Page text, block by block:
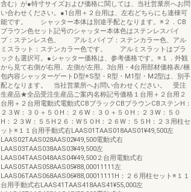
含む）が●特寸サイズおよび価格に関しては、当社営業所へお問
い合わせください。●1台用＋２台用は、左右どちらにも連棟可
能です。 シャッター本体は別途手配となります。※２．CB
ブラウン色セット記号のシャッター本体色はステンレスパイ
プ：ステンレス色、 アルミパイプ：ステンカラー色、アル
ミスラット：ステンカラー色です。 アルミスラットはブラ
ックも選択可。●シャッター価格は、参考価格です。※１．外観
から見て右側が右用、左側が左用。3台用・4台用部材価格表/梱
包内容シャッターゲートD型※S型・R型・M1型・M2型は、別手
配となります。 当社営業所へお問い合わせください。 受注
生産品★全品受注生産品ご案内名称記号価格１台用＋２台用２
台用＋２台用電動式電動式CBブラックCBブラウンCBステンH：
２３W：３０＋５０H：２６W：３０＋５０H：２３W：５０
H：２３W：５５H２６：W５０H：２６W：５５H：２３用柱セ
ット※１１台用手動式右LAAS01TAAS018AAS01¥49,500左
LAAS02TAAS028AAS02¥49,500電動式右
LAAS03TAAS038AAS03¥49,500左
LAAS04TAAS048AAS04¥49,500２台用電動式右
LAAS05TAAS058AAS05¥88,00011111左
LAAS06TAAS068AAS06¥88,00011111H：２６用柱セット※１１
台用手動式右LAAS41TAAS418AAS41¥55,000左